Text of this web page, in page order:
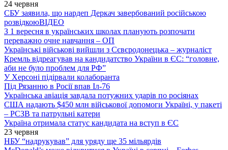
24 червня
СБУ заявила, що нардеп Деркач завербований російською
розвідкоюВІДЕО
З 1 вересня в українських школах планують розпочати
переважно очне навчання – ОП
Українські військові вийшли з Сєвєродонецька – журналіст
Кремль відреагував на кандидатство України в ЄС: “головне,
аби не було проблем для РФ”
У Херсоні підірвали колаборанта
Під Рязанню в Росії впав Іл-76
Українська авіація завдала потужних ударів по росіянах
США надають $450 млн військової допомоги Україні, у пакеті
– РСЗВ та патрульні катери
Україна отримала статус кандидата на вступ в ЄС
23 червня
НБУ “надрукував” для уряду ще 35 мільярдів